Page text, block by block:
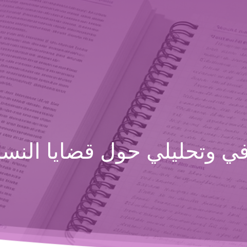
وتحليلي حول قضايا